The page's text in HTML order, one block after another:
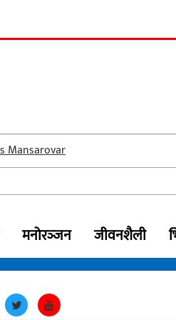
मनोरञ्‍जन जीवनशैली